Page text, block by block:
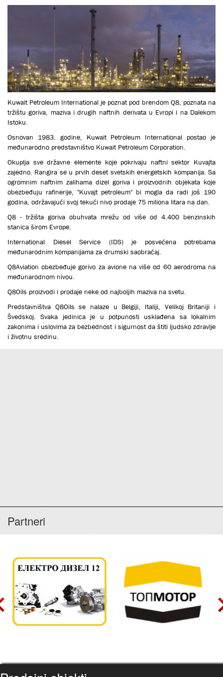
Kuwait Petroleum International je poznat pod brendom Q8, poznata na
tržištu goriva, maziva i drugih naftnih derivata u Evropi i na Dalekom
Istoku.
Osnovan 1983. godine, Kuwait Petroleum International postao je
međunarodno predstavništvo Кuwait Petroleum Corporation.
Okuplja sve državne elemente koje pokrivaju naftni sektor Кuvajta
zajedno. Rangira se u prvih deset svetskih energetskih kompanija. Sa
ogromnim naftnim zalihama dizel goriva i proizvodnih objekata koje
obezbeđuju rafinerije, "Кuvajt petroleum" bi mogla da radi još 190
godina, održavajući svoj tekući nivo prodaje 75 miliona litara na dan.
Q8 - tržišta goriva obuhvata mrežu od više od 4.400 benzinskih
stanica širom Evrope.
International Diesel Service (IDS) je posvećena potrebama
međunarodnim kompanijama za drumski saobraćaj.
Q8Aviation obezbeđuje gorivo za avione na više od 60 aerodroma na
međunarodnom nivou.
Q8Oils proizvodi i prodaje neke od najboljih maziva na svetu.
Predstavništva Q8Oils se nalaze u Belgiji, Italiji, Velikoj Britaniji i
Švedskoj. Svaka jedinica je u potpunosti usklađena sa lokalnim
zakonima i uslovima za bezbednost i sigurnost da štiti ljudsko zdravlje
i životnu sredinu.
Partneri